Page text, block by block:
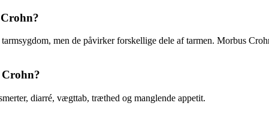
men de påvirker forskellige dele af tarmen. Morbus
Crohn?
diarré, vægttab, træthed og manglende appetit.